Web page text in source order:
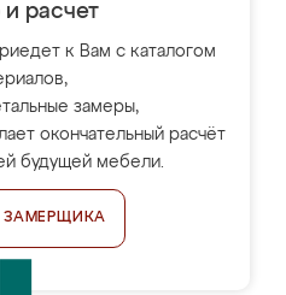
расчет
к Вам с каталогом
замеры,
окончательный расчёт
будущей мебели.
ЗАМЕРЩИКА